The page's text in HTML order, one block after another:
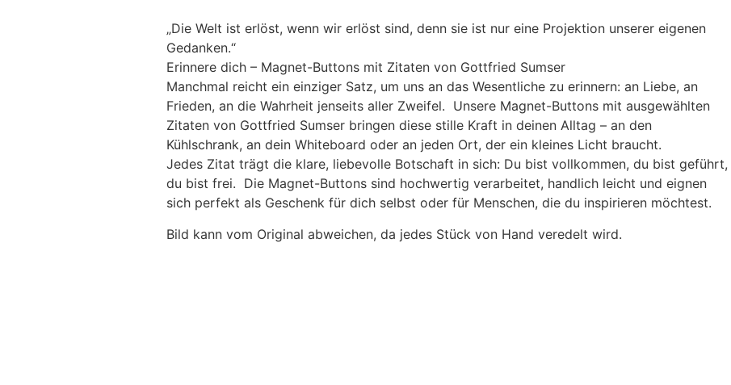
„Die Welt ist erlöst, wenn wir erlöst sind, denn sie ist nur eine Projektion unserer eigenen
Gedanken.“
Erinnere dich – Magnet-Buttons mit Zitaten von Gottfried Sumser
Manchmal reicht ein einziger Satz, um uns an das Wesentliche zu erinnern: an Liebe, an
Frieden, an die Wahrheit jenseits aller Zweifel. Unsere Magnet-Buttons mit ausgewählten
Zitaten von Gottfried Sumser bringen diese stille Kraft in deinen Alltag – an den
Kühlschrank, an dein Whiteboard oder an jeden Ort, der ein kleines Licht braucht.
Jedes Zitat trägt die klare, liebevolle Botschaft in sich: Du bist vollkommen, du bist geführt,
du bist frei. Die Magnet-Buttons sind hochwertig verarbeitet, handlich leicht und eignen
sich perfekt als Geschenk für dich selbst oder für Menschen, die du inspirieren möchtest.
Bild kann vom Original abweichen, da jedes Stück von Hand veredelt wird.